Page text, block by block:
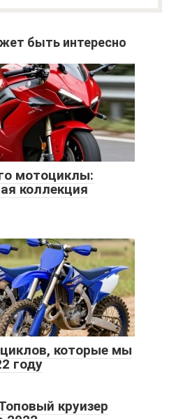
быть интересно
мотоциклы:
коллекция
которые мы
году
круизер